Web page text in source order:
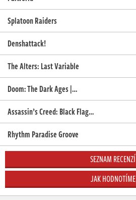
Splatoon Raiders
Denshattack!
The Alters: Last Variable
Doom: The Dark Ages |…
Assassin’s Creed: Black Flag…
Rhythm Paradise Groove
SEZNAM RECENZÍ
JAK HODNOTÍME